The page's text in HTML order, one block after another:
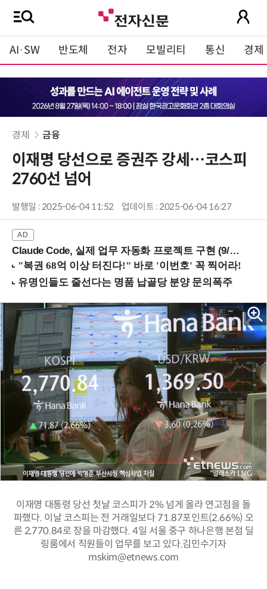
AI·SW 반도체 전자 모빌리티 통신 경제
경제 금융
이재명 당선으로 증권주 강세…코스피
2760선 넘어
발행일 : 2025-06-04 11:52 업데이트 : 2025-06-04 16:27
Claude Code, 실제 업무 자동화 프로젝트 구현 (9/16 ~17 강남역)
이재명 대통령 당선 첫날 코스피가 2% 넘게 올라 연고점을 돌
파했다. 이날 코스피는 전 거래일보다 71.87포인트(2.66%) 오
른 2,770.84로 장을 마감했다. 4일 서울 중구 하나은행 본점 딜
링룸에서 직원들이 업무를 보고 있다.김민수기자
mskim@etnews.com